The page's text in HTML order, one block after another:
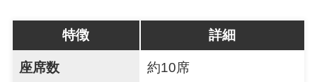
特徴 詳細
座席数 約10席